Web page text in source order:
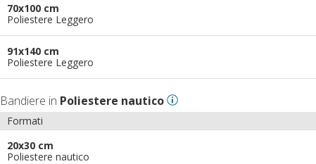
70x100 cm
Poliestere Leggero
91x140 cm
Poliestere Leggero
Bandiere in Poliestere nautico
Formati
20x30 cm
Poliestere nautico